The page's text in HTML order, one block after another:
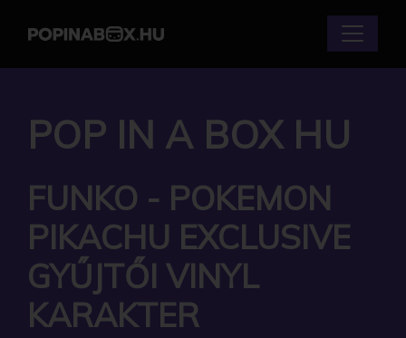
POP IN A BOX HU
FUNKO - POKEMON
PIKACHU EXCLUSIVE
GYŰJTŐI VINYL
KARAKTER